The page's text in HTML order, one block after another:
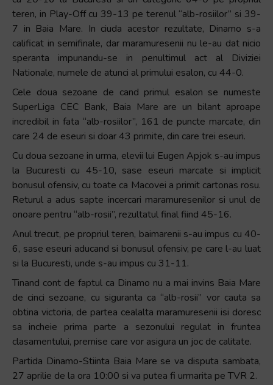
teren, in Play-Off cu 39-13 pe terenul “alb-rosiilor” si 39-
7 in Baia Mare. In ciuda acestor rezultate, Dinamo s-a
calificat in semifinale, dar maramuresenii nu le-au dat nicio
speranta impunandu-se in penultimul act al Diviziei
Nationale, numele de atunci al primului esalon, cu 44-0.
Cele doua sezoane de cand primul esalon se numeste
SuperLiga CEC Bank, Baia Mare are un bilant aproape
incredibil in fata “alb-rosiilor”, 161 de puncte marcate, din
care 24 de eseuri si doar 43 primite, din care trei eseuri.
Cu doua sezoane in urma, elevii lui Eugen Apjok s-au impus
la Bucuresti cu 45-10, sase eseuri marcate si implicit
bonusul ofensiv, cu toate ca Macovei a primit cartonas rosu.
Returul a adus sapte incercari maramuresenilor si unul de
onoare pentru “alb-rosii”, rezultatul final fiind 45-16.
Anul trecut, pe propriul teren, baimarenii s-au impus cu 40-
6, sase eseuri aducand si bonusul ofensiv, pe care l-au luat
si la Bucuresti, unde s-au impus cu 31-11.
Tinand cont de faptul ca Dinamo nu a mai invins Baia Mare
de cinci sezoane, cu siguranta ca “alb-rosii” vor cauta sa
obtina victoria, de partea cealalta maramuresenii isi doresc
sa incheie prima parte a sezonului regulat in fruntea
clasamentului, premise care vor asigura un joc de calitate.
Partida Dinamo-Stiinta Baia Mare se va disputa sambata,
27 aprilie de la ora 10:00 si va putea fi urmarita pe TVR 2.